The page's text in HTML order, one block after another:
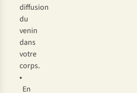
diffusion
du
venin
dans
votre
corps.
•
En